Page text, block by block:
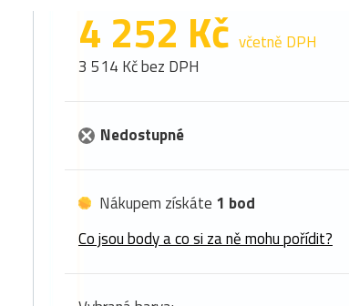
4 252 Kč včetně DPH
3 514 Kč bez DPH
Nedostupné
Nákupem získáte 1 bod
Co jsou body a co si za ně mohu pořídit?